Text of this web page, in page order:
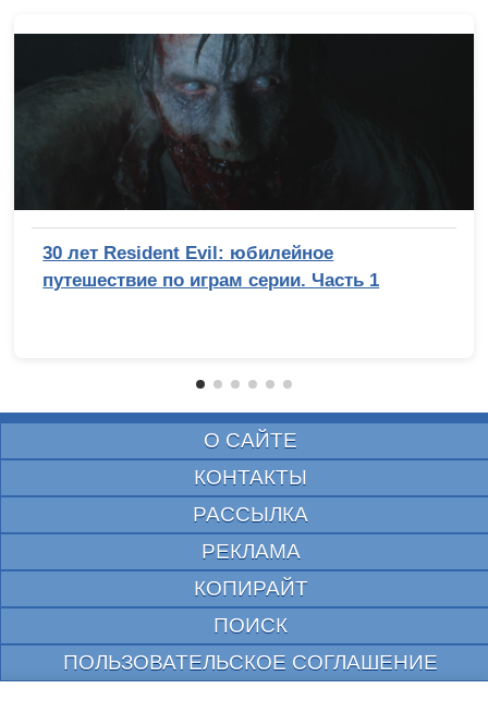
30 лет Resident Evil: юбилейное
путешествие по играм серии. Часть 1
О САЙТЕ
КОНТАКТЫ
РАССЫЛКА
РЕКЛАМА
КОПИРАЙТ
ПОИСК
ПОЛЬЗОВАТЕЛЬСКОЕ СОГЛАШЕНИЕ